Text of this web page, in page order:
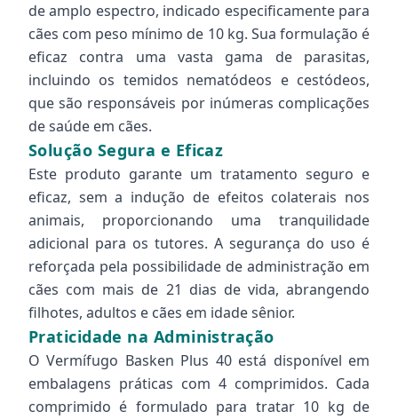
de amplo espectro, indicado especificamente para
cães com peso mínimo de 10 kg. Sua formulação é
eficaz contra uma vasta gama de parasitas,
incluindo os temidos nematódeos e cestódeos,
que são responsáveis por inúmeras complicações
de saúde em cães.
Solução Segura e Eficaz
Este produto garante um tratamento seguro e
eficaz, sem a indução de efeitos colaterais nos
animais, proporcionando uma tranquilidade
adicional para os tutores. A segurança do uso é
reforçada pela possibilidade de administração em
cães com mais de 21 dias de vida, abrangendo
filhotes, adultos e cães em idade sênior.
Praticidade na Administração
O Vermífugo Basken Plus 40 está disponível em
embalagens práticas com 4 comprimidos. Cada
comprimido é formulado para tratar 10 kg de